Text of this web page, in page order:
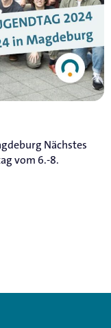
Nächstes
vom 6.-8.